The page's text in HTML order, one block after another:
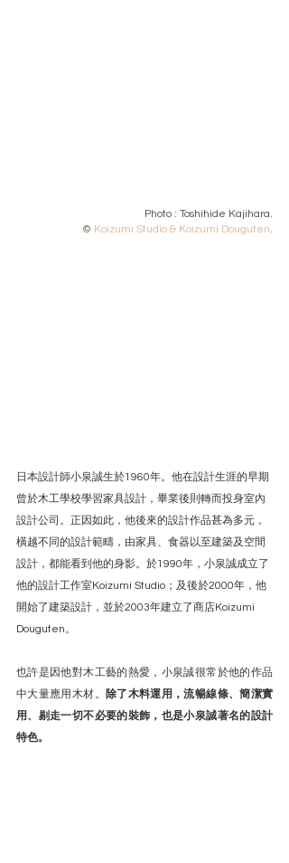
Photo : Toshihide Kajihara.
© Koizumi Studio & Koizumi Douguten.
日本設計師小泉誠生於1960年。他在設計生涯的早期
曾於木工學校學習家具設計，畢業後則轉而投身室內
設計公司。正因如此，他後來的設計作品甚為多元，
橫越不同的設計範疇，由家具、食器以至建築及空間
設計，都能看到他的身影。於1990年，小泉誠成立了
他的設計工作室Koizumi Studio；及後於2000年，他
開始了建築設計，並於2003年建立了商店Koizumi
Douguten。
也許是因他對木工藝的熱愛，小泉誠很常於他的作品
中大量應用木材。
除了木料運用，流暢線條、簡潔實
用、剔走一切不必要的裝飾，也是小泉誠著名的設計
特色。